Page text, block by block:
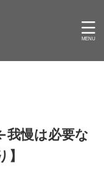
我慢は必要な